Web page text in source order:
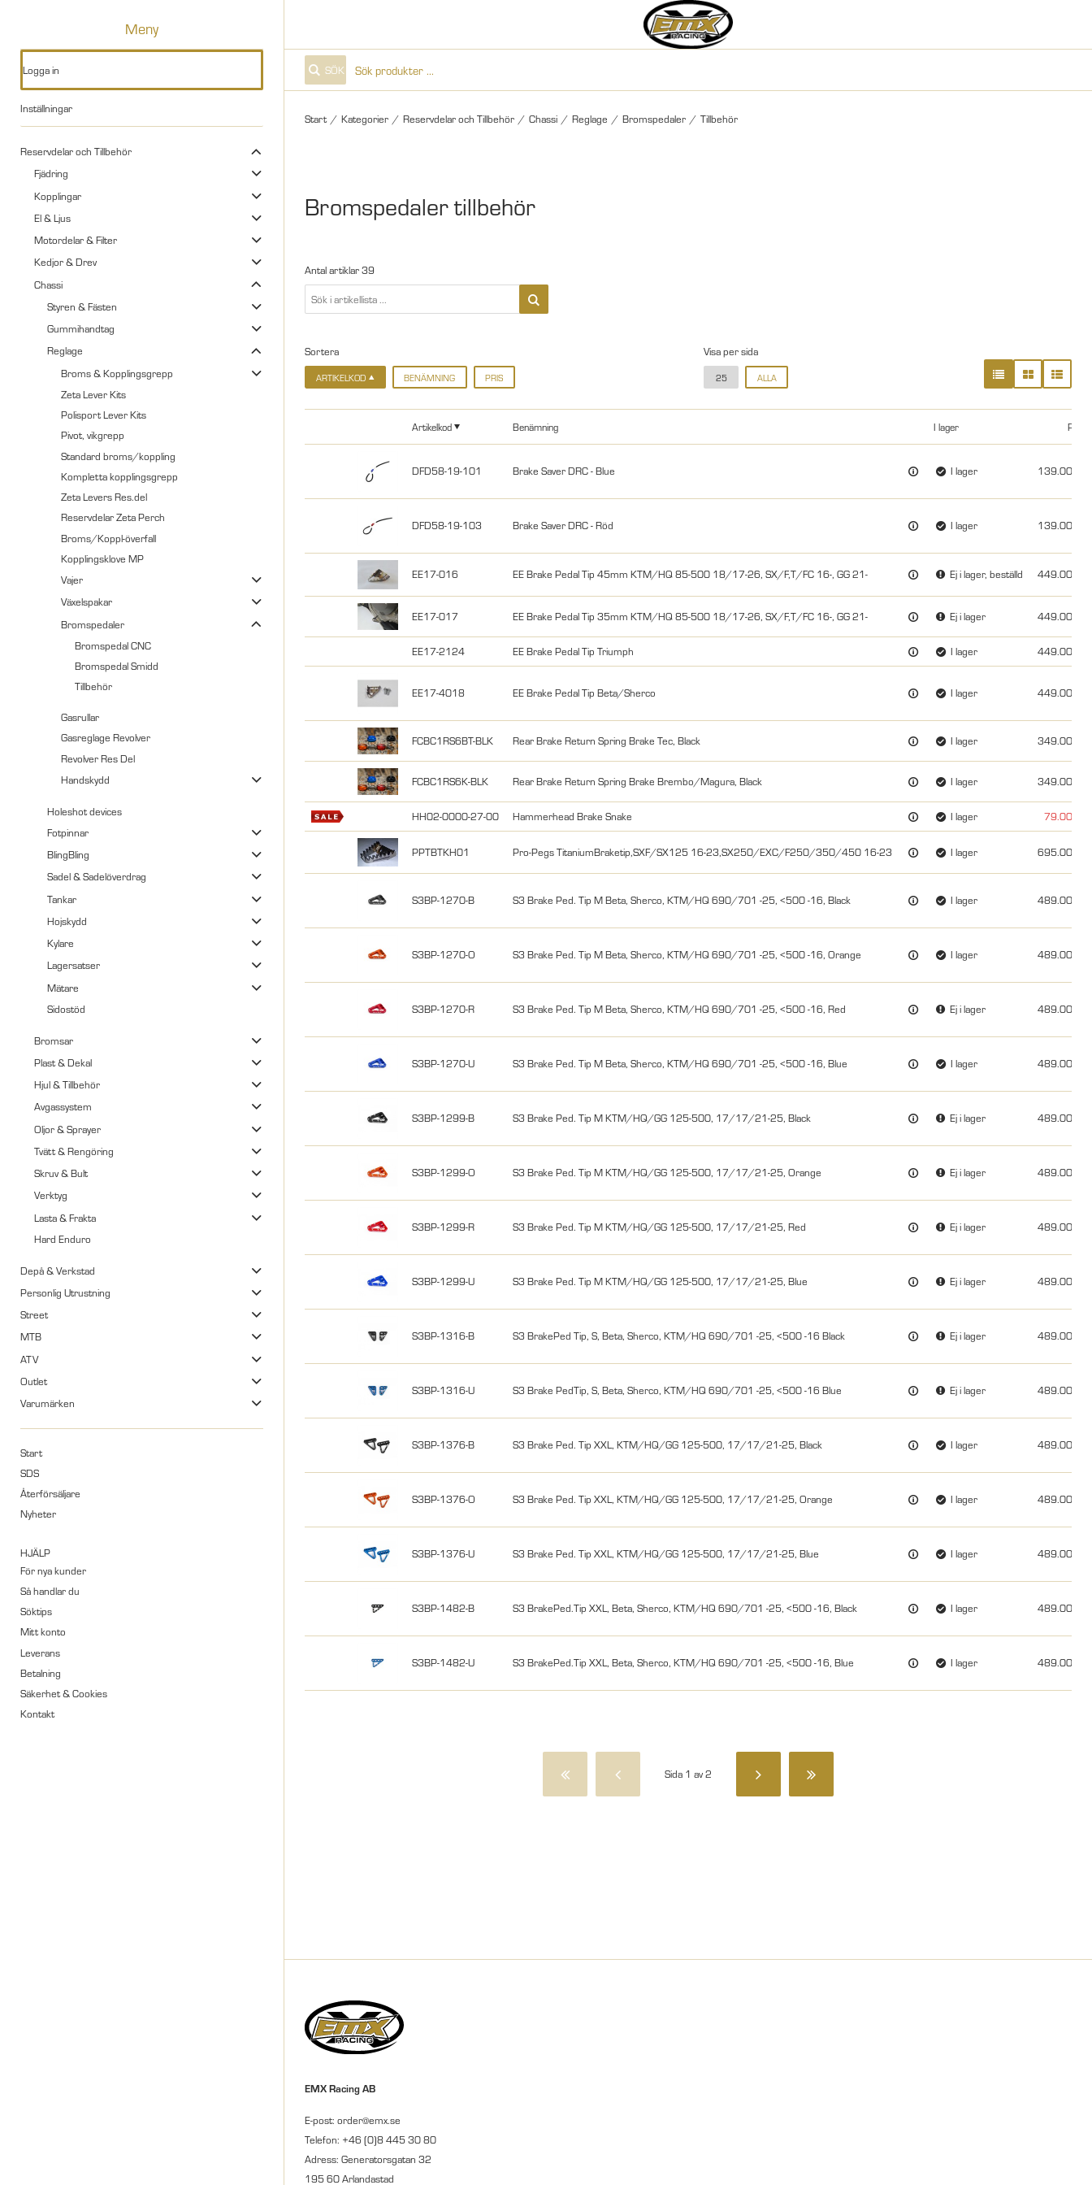
Meny
Logga in
Inställningar
Reservdelar och Tillbehör
Fjädring
Kopplingar
El & Ljus
Motordelar & Filter
Kedjor & Drev
Chassi
Styren & Fästen
Gummihandtag
Reglage
Broms & Kopplingsgrepp
Zeta Lever Kits
Polisport Lever Kits
Pivot, vikgrepp
Standard broms/koppling
Kompletta kopplingsgrepp
Zeta Levers Res.del
Reservdelar Zeta Perch
Broms/Koppl-överfall
Kopplingsklove MP
Vajer
Växelspakar
Bromspedaler
Bromspedal CNC
Bromspedal Smidd
Tillbehör
Gasrullar
Gasreglage Revolver
Revolver Res Del
Handskydd
Holeshot devices
Fotpinnar
BlingBling
Sadel & Sadelöverdrag
Tankar
Hojskydd
Kylare
Lagersatser
Mätare
Sidostöd
Bromsar
Plast & Dekal
Hjul & Tillbehör
Avgassystem
Oljor & Sprayer
Tvätt & Rengöring
Skruv & Bult
Verktyg
Lasta & Frakta
Hard Enduro
Depå & Verkstad
Personlig Utrustning
Street
MTB
ATV
Outlet
Varumärken
Start
SDS
Återförsäljare
Nyheter
HJÄLP
För nya kunder
Så handlar du
Söktips
Mitt konto
Leverans
Betalning
Säkerhet & Cookies
Kontakt
SÖK
Start / Kategorier / Reservdelar och Tillbehör / Chassi / Reglage / Bromspedaler / Tillbehör
Bromspedaler tillbehör
Antal artiklar39
Sortera
ARTIKELKOD BENÄMNING PRIS
Visa per sida
25 ALLA
Artikelkod Benämning I lager Pris
DFD58-19-101 Brake Saver DRC - Blue I lager 139.00
DFD58-19-103 Brake Saver DRC - Röd I lager 139.00
EE17-016 EE Brake Pedal Tip 45mm KTM/HQ 85-500 18/17-26, SX/F,T/FC 16-, GG 21- Ej i lager, beställd 449.00
EE17-017 EE Brake Pedal Tip 35mm KTM/HQ 85-500 18/17-26, SX/F,T/FC 16-, GG 21- Ej i lager 449.00
EE17-2124 EE Brake Pedal Tip Triumph I lager 449.00
EE17-4018 EE Brake Pedal Tip Beta/Sherco I lager 449.00
FCBC1RS6BT-BLK Rear Brake Return Spring Brake Tec, Black I lager 349.00
FCBC1RS6K-BLK Rear Brake Return Spring Brake Brembo/Magura, Black I lager 349.00
HH02-0000-27-00 Hammerhead Brake Snake I lager 79.00
PPTBTKH01 Pro-Pegs TitaniumBraketip,SXF/SX125 16-23,SX250/EXC/F250/350/450 16-23 I lager 695.00
S3BP-1270-B S3 Brake Ped. Tip M Beta, Sherco, KTM/HQ 690/701 -25, <500 -16, Black I lager 489.00
S3BP-1270-O S3 Brake Ped. Tip M Beta, Sherco, KTM/HQ 690/701 -25, <500 -16, Orange I lager 489.00
S3BP-1270-R S3 Brake Ped. Tip M Beta, Sherco, KTM/HQ 690/701 -25, <500 -16, Red Ej i lager 489.00
S3BP-1270-U S3 Brake Ped. Tip M Beta, Sherco, KTM/HQ 690/701 -25, <500 -16, Blue I lager 489.00
S3BP-1299-B S3 Brake Ped. Tip M KTM/HQ/GG 125-500, 17/17/21-25, Black Ej i lager 489.00
S3BP-1299-O S3 Brake Ped. Tip M KTM/HQ/GG 125-500, 17/17/21-25, Orange Ej i lager 489.00
S3BP-1299-R S3 Brake Ped. Tip M KTM/HQ/GG 125-500, 17/17/21-25, Red Ej i lager 489.00
S3BP-1299-U S3 Brake Ped. Tip M KTM/HQ/GG 125-500, 17/17/21-25, Blue Ej i lager 489.00
S3BP-1316-B S3 BrakePed Tip, S, Beta, Sherco, KTM/HQ 690/701 -25, <500 -16 Black Ej i lager 489.00
S3BP-1316-U S3 Brake PedTip, S, Beta, Sherco, KTM/HQ 690/701 -25, <500 -16 Blue Ej i lager 489.00
S3BP-1376-B S3 Brake Ped. Tip XXL, KTM/HQ/GG 125-500, 17/17/21-25, Black I lager 489.00
S3BP-1376-O S3 Brake Ped. Tip XXL, KTM/HQ/GG 125-500, 17/17/21-25, Orange I lager 489.00
S3BP-1376-U S3 Brake Ped. Tip XXL, KTM/HQ/GG 125-500, 17/17/21-25, Blue I lager 489.00
S3BP-1482-B S3 BrakePed.Tip XXL, Beta, Sherco, KTM/HQ 690/701 -25, <500 -16, Black I lager 489.00
S3BP-1482-U S3 BrakePed.Tip XXL, Beta, Sherco, KTM/HQ 690/701 -25, <500 -16, Blue I lager 489.00
Sida 1 av 2
EMX Racing AB
E-post: order@emx.se
Telefon: +46 (0)8 445 30 80
Adress: Generatorsgatan 32
195 60 Arlandastad